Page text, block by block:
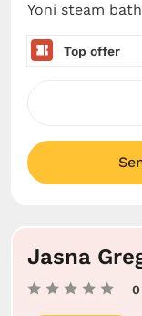
Yoni steam
Top offer
Jasna
0